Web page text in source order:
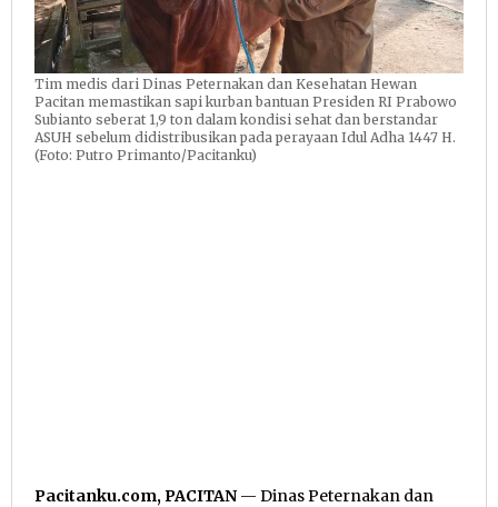
Tim medis dari Dinas Peternakan dan Kesehatan Hewan
Pacitan memastikan sapi kurban bantuan Presiden RI Prabowo
Subianto seberat 1,9 ton dalam kondisi sehat dan berstandar
ASUH sebelum didistribusikan pada perayaan Idul Adha 1447 H.
(Foto: Putro Primanto/Pacitanku)
Pacitanku.com, PACITAN — Dinas Peternakan dan